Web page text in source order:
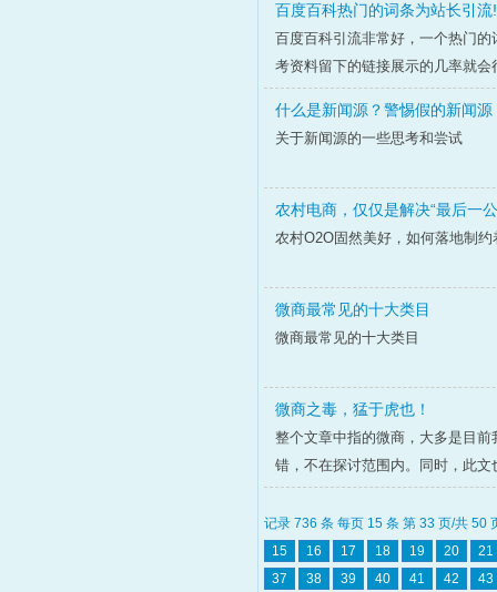
百度百科热门的词条为站长引流!
百度百科引流非常好，一个热门
考资料留下的链接展示的几率就
什么是新闻源？警惕假的新闻源
关于新闻源的一些思考和尝试
农村电商，仅仅是解决“最后一
农村O2O固然美好，如何落地制
微商最常见的十大类目
微商最常见的十大类目
微商之毒，猛于虎也！
整个文章中指的微商，大多是目
错，不在探讨范围内。同时，此
记录 736 条 每页 15 条 第 33 页/共 50
15
16 17 18 19 20
21
37
38 39 40 41 42 43